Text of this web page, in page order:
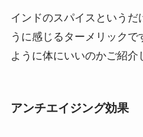
インドのスパイスというだ
うに感じるターメリック
ように体にいいのかご紹介
アンチエイジング効果